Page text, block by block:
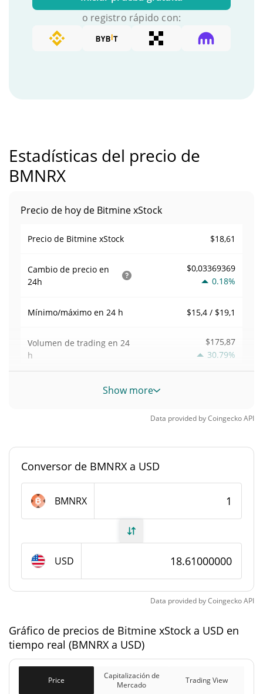
o registro rápido con:
Estadísticas del precio de
BMNRX
Precio de hoy de Bitmine xStock
Precio de Bitmine xStock $18,61
Cambio de precio en
24h
$0,03369369
0.18%
Mínimo/máximo en 24 h $15,4 / $19,1
Volumen de trading en 24
h
$175,87
30.79%
Volumen/capitalización de
Rango en el mercado
Suministro de Bitmine xStock
Suministro total 3.863.076,069 BMNRX
Suministro máximo 0 BMNRX
Capitalización de
Mercado
0.18%
Capitalización de
Show more
Data provided byCoingeckoAPI
Conversor de BMNRX a USD
BMNRX
USD
Data provided byCoingeckoAPI
Gráfico de precios de Bitmine xStock a USD en
tiempo real (BMNRX a USD)
Price
Capitalización de
Mercado
Trading View